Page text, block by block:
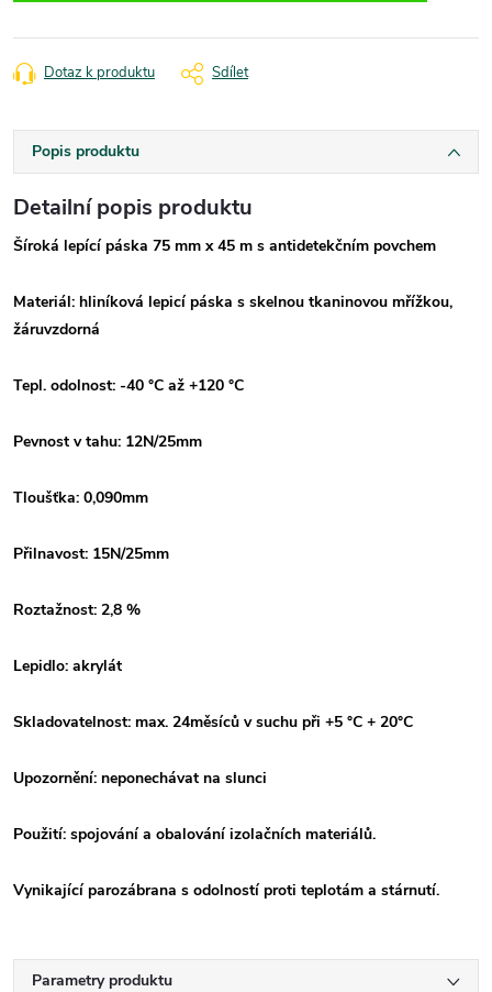
Dotaz k produktu Sdílet
Popis produktu
Detailní popis produktu
Šíroká lepící páska 75 mm x 45 m s antidetekčním povchem
Materiál: hliníková lepicí páska s skelnou tkaninovou mřížkou,
žáruvzdorná
Tepl. odolnost: -40 °C až +120 °C
Pevnost v tahu: 12N/25mm
Tloušťka: 0,090mm
Přilnavost: 15N/25mm
Roztažnost: 2,8 %
Lepidlo: akrylát
Skladovatelnost: max. 24měsíců v suchu při +5 °C + 20°C
Upozornění: neponechávat na slunci
Použití: spojování a obalování izolačních materiálů.
Vynikající parozábrana s odolností proti teplotám a stárnutí.
Parametry produktu